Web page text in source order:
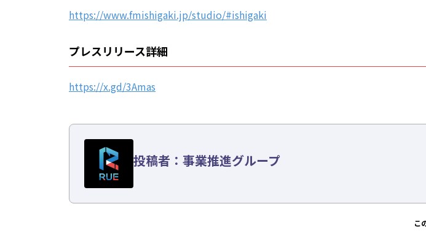
https://www.fmishigaki.jp/studio/#ishigaki
プレスリリース詳細
https://x.gd/3Amas
投稿者：事業推進グループ
こ